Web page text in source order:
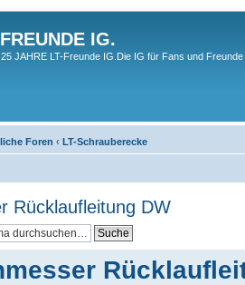
IG.
JAHRE LT-Freunde IG.Die IG für Fans und
Foren ‹ LT-Schrauberecke
Rücklaufleitung DW